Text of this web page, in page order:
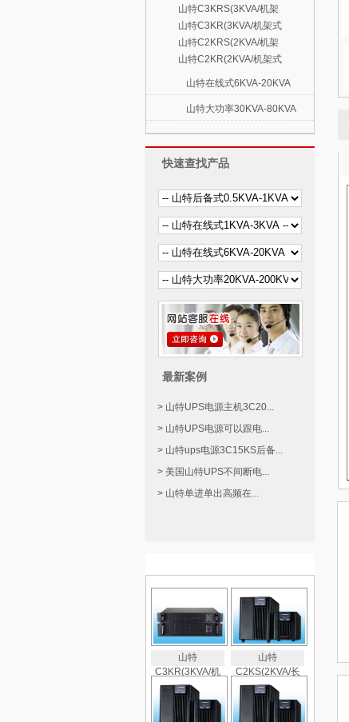
山特C3KRS(3KVA/机架
山特C3KR(3KVA/机架式
山特C2KRS(2KVA/机架
山特C2KR(2KVA/机架式
山特在线式6KVA-20KVA
山特大功率30KVA-80KVA
快速查找产品
最新案例
> 山特UPS电源主机3C20...
> 山特UPS电源可以跟电...
> 山特ups电源3C15KS后备...
> 美国山特UPS不间断电...
> 山特单进单出高频在...
山特
C3KR(3KVA/机
山特
C2KS(2KVA/长